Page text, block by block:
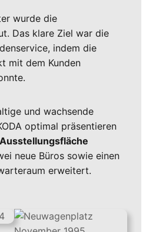
wurde die
Das klare Ziel war die
indem die
mit dem Kunden
und wachsende
optimal präsentieren
Ausstellungsfläche
neue Büros sowie einen
erweitert.